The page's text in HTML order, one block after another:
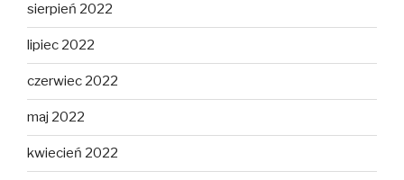
sierpień 2022
lipiec 2022
czerwiec 2022
maj 2022
kwiecień 2022